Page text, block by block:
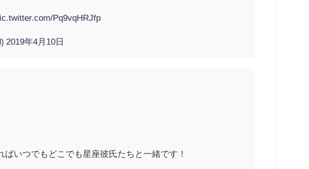
Pq9vqHRJfp
2019年4月10日
いつでもどこでも星座彼氏たちと一緒です！